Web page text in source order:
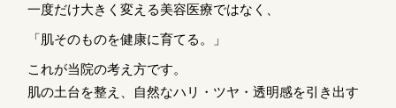
一度だけ大きく変える美容医療ではなく、
「肌そのものを健康に育てる。」
これが当院の考え方です。
肌の土台を整え、自然なハリ・ツヤ・透明感を引き出す